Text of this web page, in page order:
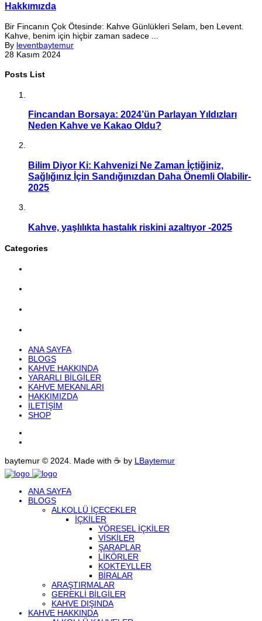
Hakkımızda
Bir Fincanın Çok Ötesinde: Kahve Günlükleri Selam, ben Levent.
Kahve, benim için hiçbir zaman sadece ...
By leventbaytemur
28 Kasım 2024
Posts List
Fincandan Borsaya: 2024’ün Parlayan Yıldızları
Neden Kahve ve Kakao Oldu?
Bilim Diyor Ki: Kahvenizi Ne Zaman İçtiğiniz,
Sağlığınız İçin Sandığınızdan Daha Önemli Olabilir-
2025
Kahve, yaşlılıkta hastalık riskini azaltıyor -2025
Categories
ANA SAYFA
BLOGS
KAHVE HAKKINDA
YARARLI BILGILER
KAHVE MEKANLARI
HAKKIMIZDA
İLETIŞIM
SHOP
baytemur © 2024. Made with ☕ by LBaytemur
ANA SAYFA
BLOGS
ALKOLLÜ IÇECEKLER
İÇKILER
YÖRESEL İÇKILER
VISKILER
ŞARAPLAR
LIKÖRLER
KOKTEYLLER
BIRALAR
ARAŞTIRMALAR
GEREKLI BILGILER
KAHVE DIŞINDA
KAHVE HAKKINDA